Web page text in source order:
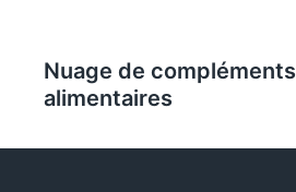
Nuage de compléments
alimentaires